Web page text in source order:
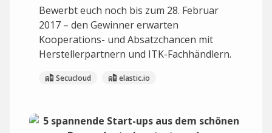
Bewerbt euch noch bis zum 28. Februar
2017 – den Gewinner erwarten
Kooperations- und Absatzchancen mit
Herstellerpartnern und ITK-Fachhändlern.
Secucloud elastic.io